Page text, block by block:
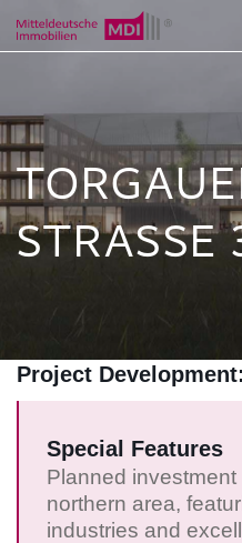
STRASSE
Project
Special Features
Planned investment
northern area,
industries and